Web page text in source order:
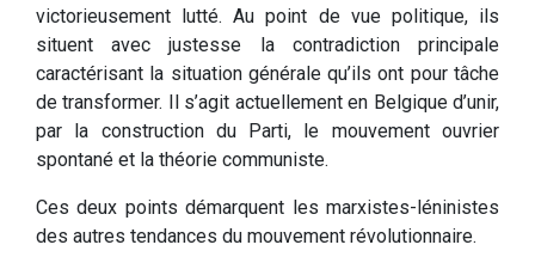
victorieusement lutté. Au point de vue politique, ils
situent avec justesse la contradiction principale
caractérisant la situation générale qu’ils ont pour tâche
de transformer. Il s’agit actuellement en Belgique d’unir,
par la construction du Parti, le mouvement ouvrier
spontané et la théorie communiste.
Ces deux points démarquent les marxistes-léninistes
des autres tendances du mouvement révolutionnaire.